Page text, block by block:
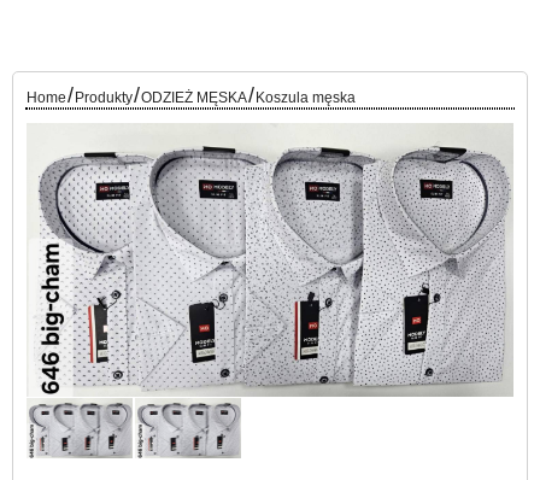
Home/ Produkty/ODZIEŻ MĘSKA/ Koszula męska